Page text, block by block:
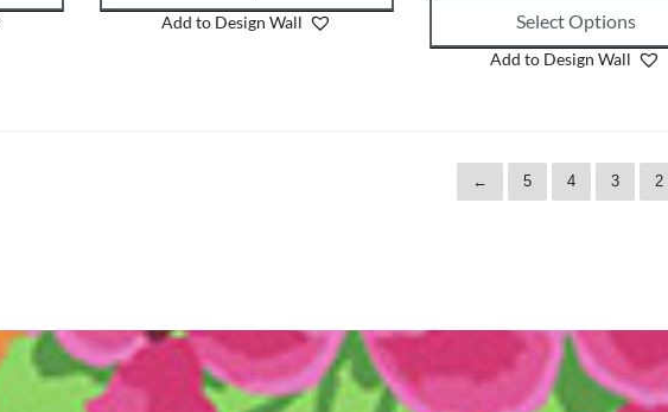
Select Options
Add to Design Wall
Add to Design Wall
2
3
4
5
←